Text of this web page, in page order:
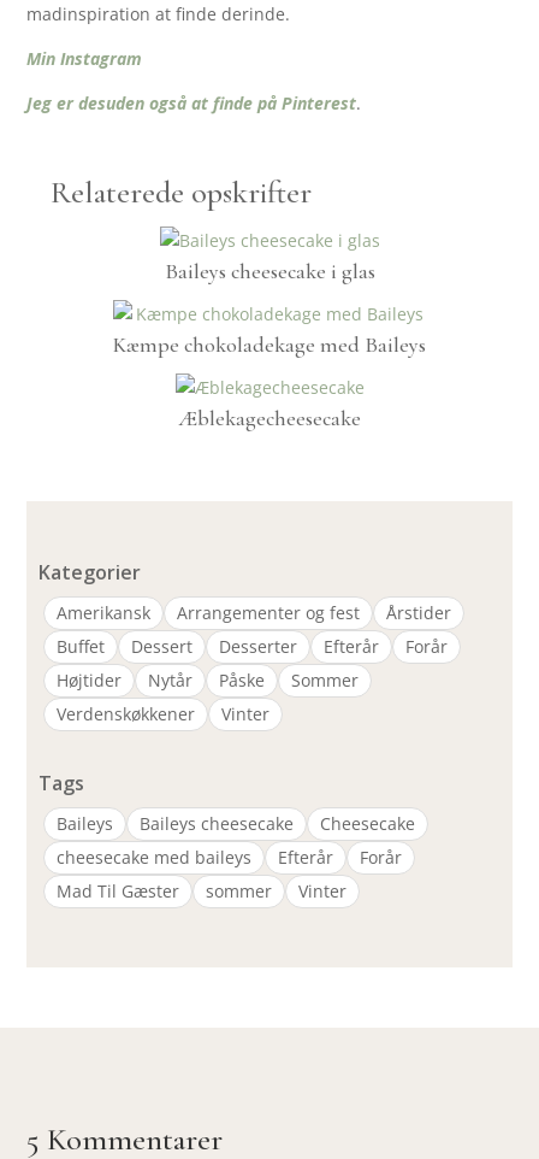
madinspiration at finde derinde.
Min Instagram
Jeg er desuden også at finde på Pinterest.
Relaterede opskrifter
Baileys cheesecake i glas
Kæmpe chokoladekage med Baileys
Æblekagecheesecake
Kategorier
Amerikansk Arrangementer og fest
Årstider
Buffet
Dessert Desserter Efterår
Forår
Højtider
Nytår Påske
Sommer
Verdenskøkkener
Vinter
Tags
Baileys Baileys cheesecake
Cheesecake
cheesecake med baileys
Efterår
Forår
Mad Til Gæster
sommer Vinter
5 Kommentarer